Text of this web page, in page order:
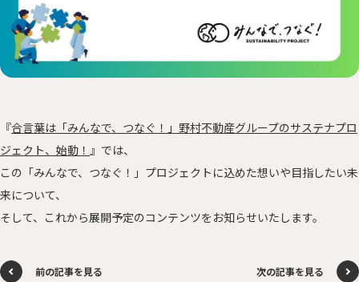
ACTION 野村のサステナアクション
PEOPLE
OTHERS その他
『合言葉は「みんなで、つなぐ！」野村不動産グループのサステナプロ
ジェクト、始動！ 』では、
この「みんなで、つなぐ！」プロジェクトに込めた想いや目指したい未
来について、
そして、これから展開予定のコンテンツをお知らせいたします。
前の記事を見る 次の記事を見る